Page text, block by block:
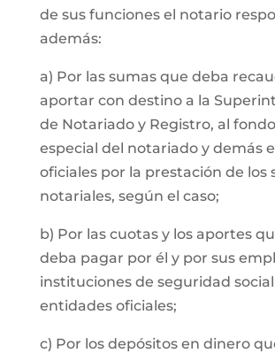
de sus funciones el notario
además:
a) Por las sumas que deba
aportar con destino a la
de Notariado y Registro, al
especial del notariado y demás
oficiales por la prestación de los
notariales, según el caso;
b) Por las cuotas y los aportes
deba pagar por él y por sus
instituciones de seguridad
entidades oficiales;
c) Por los depósitos en dinero